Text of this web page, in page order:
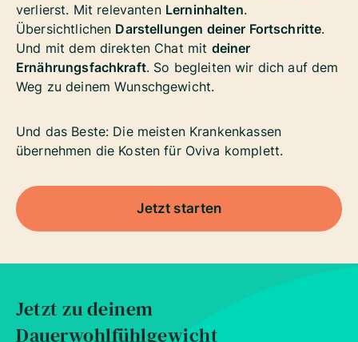
verlierst. Mit relevanten Lerninhalten.
Übersichtlichen Darstellungen deiner Fortschritte.
Und mit dem direkten Chat mit deiner
Ernährungsfachkraft. So begleiten wir dich auf dem
Weg zu deinem Wunschgewicht.
Und das Beste: Die meisten Krankenkassen
übernehmen die Kosten für Oviva komplett.
Jetzt starten
Jetzt zu deinem
Dauerwohlfühlgewicht